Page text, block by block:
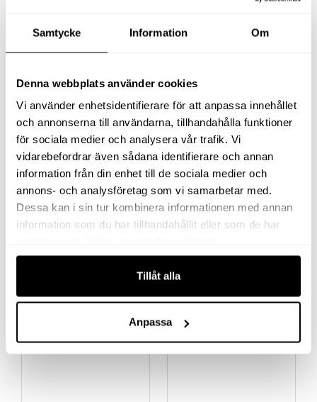
Samtycke Information Om
Denna webbplats använder cookies
Vi använder enhetsidentifierare för att anpassa innehållet
och annonserna till användarna, tillhandahålla funktioner
för sociala medier och analysera vår trafik. Vi
vidarebefordrar även sådana identifierare och annan
information från din enhet till de sociala medier och
annons- och analysföretag som vi samarbetar med.
Dessa kan i sin tur kombinera informationen med annan
information som du har tillhandahållit eller som de har
Tillåt alla
Anpassa
Y. Gänga
Z. Gängans djup
Kapacitet 150
Slaglängd 100
Relaterade produkter